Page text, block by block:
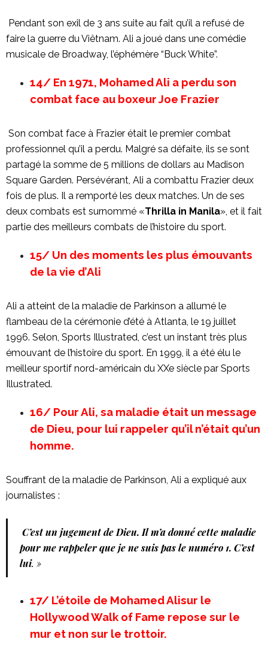
Pendant son exil de 3 ans suite au fait qu’il a refusé de
faire la guerre du Viêtnam. Ali a joué dans une comédie
musicale de Broadway, l’éphémère “Buck White”.
14/ En 1971, Mohamed Ali a perdu son
combat face au boxeur Joe Frazier
Son combat face à Frazier était le premier combat
professionnel qu’il a perdu. Malgré sa défaite, ils se sont
partagé la somme de 5 millions de dollars au Madison
Square Garden. Persévérant, Ali a combattu Frazier deux
fois de plus. Il a remporté les deux matches. Un de ses
deux combats est surnommé «Thrilla in Manila», et il fait
partie des meilleurs combats de l’histoire du sport.
15/ Un des moments les plus émouvants
de la vie d’Ali
Ali a atteint de la maladie de Parkinson a allumé le
flambeau de la cérémonie d’été à Atlanta, le 19 juillet
1996. Selon, Sports Illustrated, c’est un instant très plus
émouvant de l’histoire du sport. En 1999, il a été élu le
meilleur sportif nord-américain du XXe siècle par Sports
Illustrated.
16/ Pour Ali, sa maladie était un message
de Dieu, pour lui rappeler qu’il n’était qu’un
homme.
Souffrant de la maladie de Parkinson, Ali a expliqué aux
journalistes :
C’est un jugement de Dieu. Il m’a donné cette maladie
pour me rappeler que je ne suis pas le numéro 1. C’est
lui. »
17/ L’étoile de Mohamed Alisur le
Hollywood Walk of Fame repose sur le
mur et non sur le trottoir.